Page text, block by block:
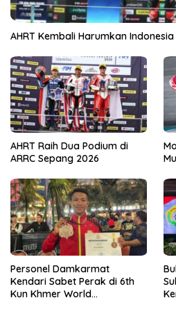
AHRT Kembali Harumkan
AHRT Raih Dua Podium di
ARRC Sepang 2026
Personel Damkarmat
Kendari Sabet Perak di 6th
Kun Khmer World